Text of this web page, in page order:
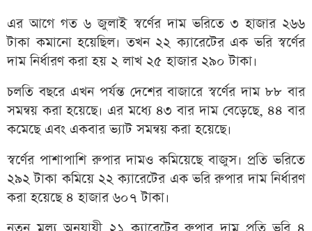
এর আগে গত ৬ জুলাই স্বর্ণের দাম ভরিতে ৩ হাজার ২৬৬
টাকা কমানো হয়েছিল। তখন ২২ ক্যারেটের এক ভরি স্বর্ণের
দাম নির্ধারণ করা হয় ২ লাখ ২৫ হাজার ২৯০ টাকা।
চলতি বছরে এখন পর্যন্ত দেশের বাজারে স্বর্ণের দাম ৮৮ বার
সমন্বয় করা হয়েছে। এর মধ্যে ৪৩ বার দাম বেড়েছে, ৪৪ বার
কমেছে এবং একবার ভ্যাট সমন্বয় করা হয়েছে।
স্বর্ণের পাশাপাশি রুপার দামও কমিয়েছে বাজুস। প্রতি ভরিতে
২৯২ টাকা কমিয়ে ২২ ক্যারেটের এক ভরি রুপার দাম নির্ধারণ
করা হয়েছে ৪ হাজার ৬০৭ টাকা।